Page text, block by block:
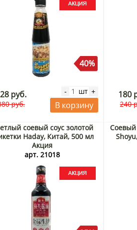
40%
руб.
руб.
- шт +
В корзину
180
240
соевый соус золотой
Haday, Китай, 500 мл
Акция
арт. 21018